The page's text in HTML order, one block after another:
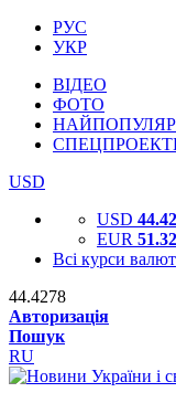
РУС
УКР
ВІДЕО
ФОТО
USD
USD
EUR
Всі курси валют
44.4278
Авторизація
Пошук
RU